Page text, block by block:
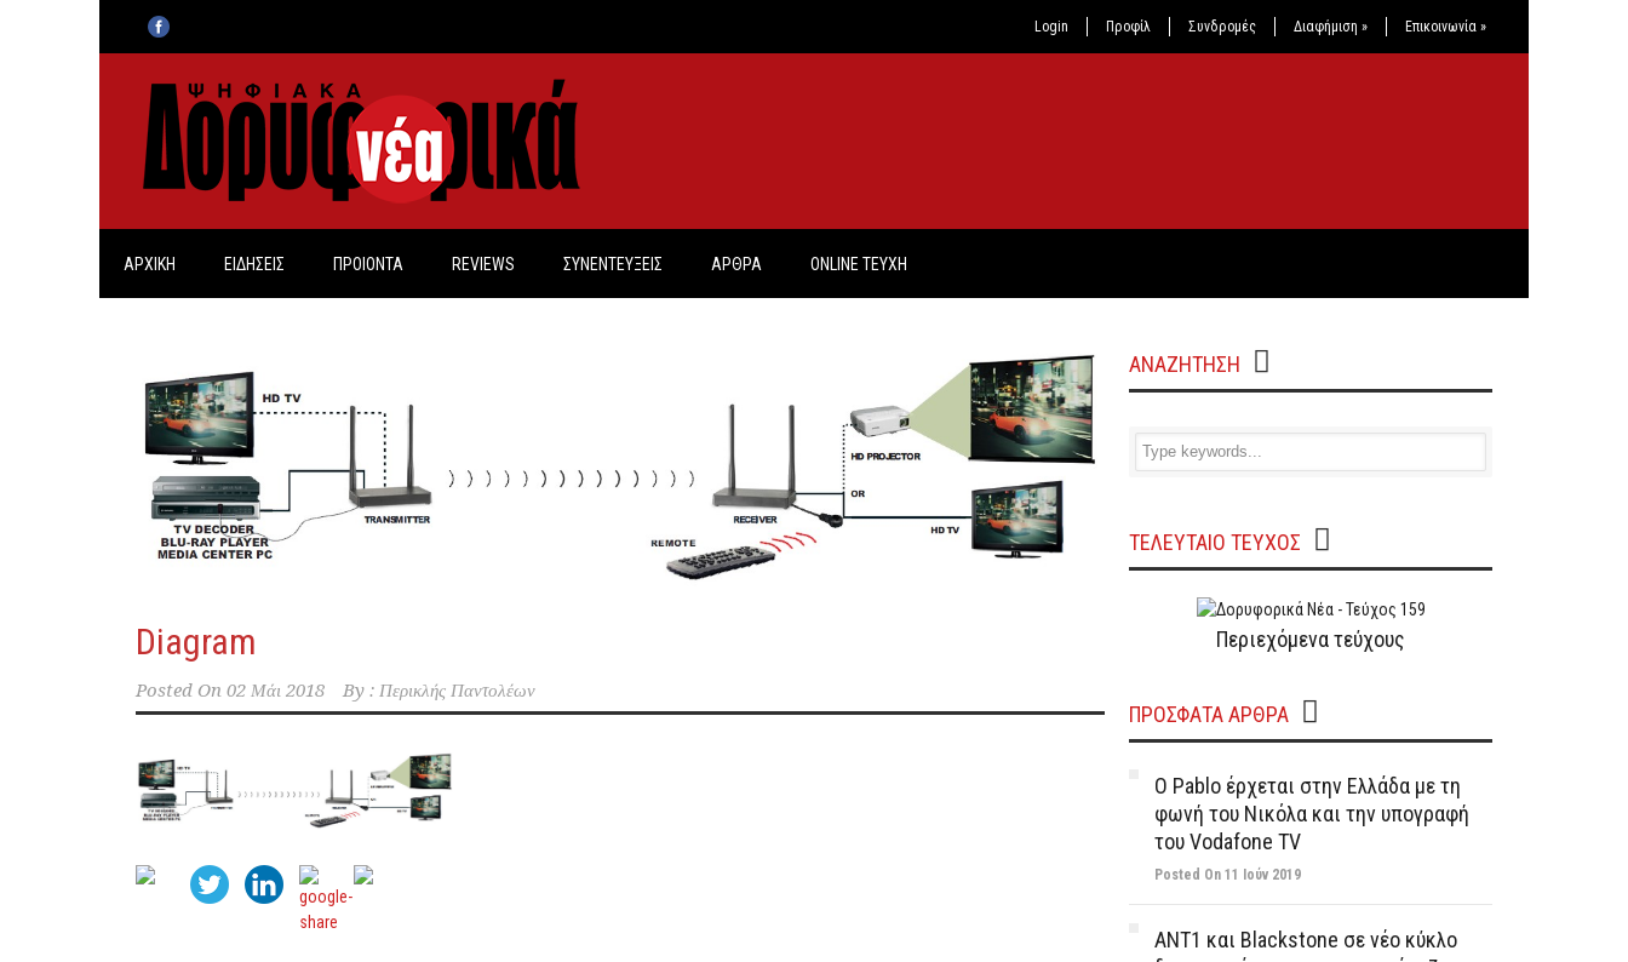
Login Προφίλ Συνδρομές Διαφήμιση » Επικοινωνία »
ΑΡΧΙΚΗ ΕΙΔΗΣΕΙΣ ΠΡΟΙΟΝΤΑ REVIEWS ΣΥΝΕΝΤΕΥΞΕΙΣ ΑΡΘΡΑ ONLINE TEYXH
Diagram
Posted On 02 Μάι 2018 By : Περικλής Παντολέων
ΑΝΑΖΗΤΗΣΗ
ΤΕΛΕΥΤΑΙΟ ΤΕΥΧΟΣ
Περιεχόμενα τεύχους
ΠΡΌΣΦΑΤΑ ΆΡΘΡΑ
Ο Pablo έρχεται στην Ελλάδα με τη
φωνή του Νικόλα και την υπογραφή
του Vodafone TV
Posted On 11 Ιούν 2019
ΑΝΤ1 και Blackstone σε νέο κύκλο